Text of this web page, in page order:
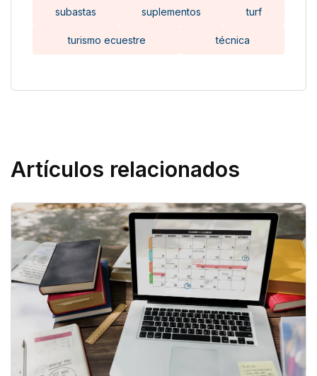
subastas suplementos turf
turismo ecuestre técnica
Artículos relacionados